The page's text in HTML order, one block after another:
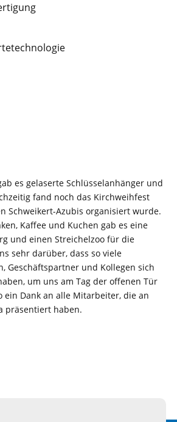
es gelaserte Schlüsselanhänger und
fand noch das Kirchweihfest
Schweikert-Azubis organisiert wurde.
Kaffee und Kuchen gab es eine
und einen Streichelzoo für die
sehr darüber, dass so viele
Geschäftspartner und Kollegen sich
um uns am Tag der offenen Tür
ein Dank an alle Mitarbeiter, die an
präsentiert haben.